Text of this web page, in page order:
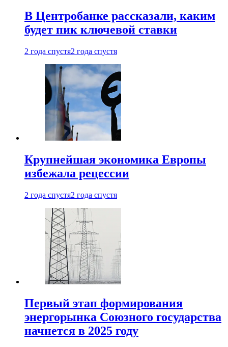
В Центробанке рассказали, каким
будет пик ключевой ставки
2 года спустя2 года спустя
Крупнейшая экономика Европы
избежала рецессии
2 года спустя2 года спустя
Первый этап формирования
энергорынка Союзного государства
начнется в 2025 году